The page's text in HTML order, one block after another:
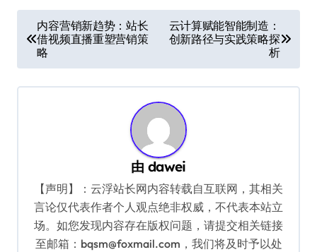
章
导
航
内容营销新趋势：站长
借视频直播重塑营销策
略
云计算赋能智能制造：
创新路径与实践策略探
析
由dawei
【声明】：云浮站长网内容转载自互联网，其相关
言论仅代表作者个人观点绝非权威，不代表本站立
场。如您发现内容存在版权问题，请提交相关链接
至邮箱：bqsm@foxmail.com，我们将及时予以处